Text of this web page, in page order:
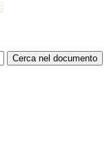
Cerca nel documento